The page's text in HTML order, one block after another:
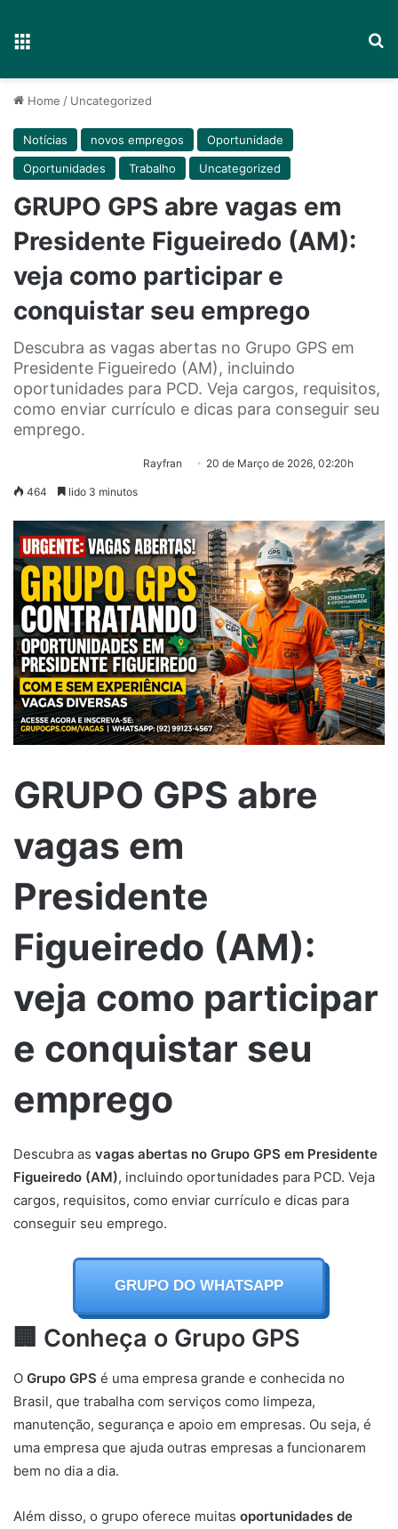
Home / Uncategorized
Notícias novos empregos
Oportunidade
Oportunidades
Trabalho Uncategorized
GRUPO GPS abre vagas em
Presidente Figueiredo (AM):
veja como participar e
conquistar seu emprego
Descubra as vagas abertas no Grupo GPS em
Presidente Figueiredo (AM), incluindo
oportunidades para PCD. Veja cargos, requisitos,
como enviar currículo e dicas para conseguir seu
emprego.
Rayfran 20 de Março de 2026, 02:20h
464 lido 3 minutos
GRUPO GPS abre
vagas em
Presidente
Figueiredo (AM):
veja como participar
e conquistar seu
emprego
Descubra as vagas abertas no Grupo GPS em Presidente
Figueiredo (AM), incluindo oportunidades para PCD. Veja
cargos, requisitos, como enviar currículo e dicas para
conseguir seu emprego.
GRUPO DO WHATSAPP
🏢 Conheça o Grupo GPS
O Grupo GPS é uma empresa grande e conhecida no
Brasil, que trabalha com serviços como limpeza,
manutenção, segurança e apoio em empresas. Ou seja, é
uma empresa que ajuda outras empresas a funcionarem
bem no dia a dia.
Além disso, o grupo oferece muitas oportunidades de